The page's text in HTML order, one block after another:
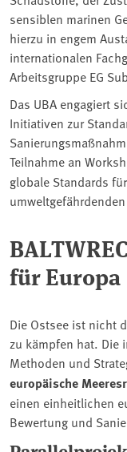
sensiblen marinen
hierzu in engem
internationalen
Arbeitsgruppe EG
Das UBA engagiert
Initiativen zur
Teilnahme an
globale Standards
für Europa
Die Ostsee ist nicht
zu kämpfen hat. Die
Methoden und
europäische
einen einheitlichen
Bewertung und